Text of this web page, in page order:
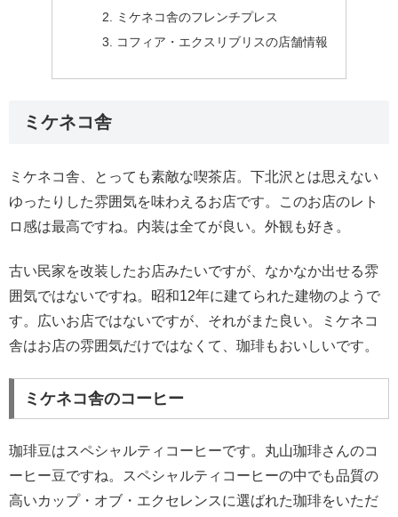
ミケネコ舎のフレンチプレス
コフィア・エクスリブリスの店舗情報
ミケネコ舎
ミケネコ舎、とっても素敵な喫茶店。下北沢とは思えない
ゆったりした雰囲気を味わえるお店です。このお店のレト
ロ感は最高ですね。内装は全てが良い。外観も好き。
古い民家を改装したお店みたいですが、なかなか出せる雰
囲気ではないですね。昭和12年に建てられた建物のようで
す。広いお店ではないですが、それがまた良い。ミケネコ
舎はお店の雰囲気だけではなくて、珈琲もおいしいです。
ミケネコ舎のコーヒー
珈琲豆はスペシャルティコーヒーです。丸山珈琲さんのコ
ーヒー豆ですね。スペシャルティコーヒーの中でも品質の
高いカップ・オブ・エクセレンスに選ばれた珈琲をいただ